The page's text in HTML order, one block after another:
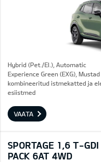
Hybrid (Pet./El.), Automatic
Experience Green (EXG),
kombineeritud istmekatted ja
esiistmed
VAATA
SPORTAGE 1,6 T-
PACK 6AT 4WD